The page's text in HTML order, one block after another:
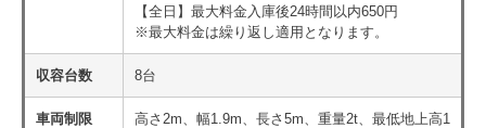
【全日】最大料金入庫後24時間以内650円
※最大料金は繰り返し適用となります。
収容台数 8台
車両制限
高さ2m、幅1.9m、長さ5m、重量2t、最低地上高1